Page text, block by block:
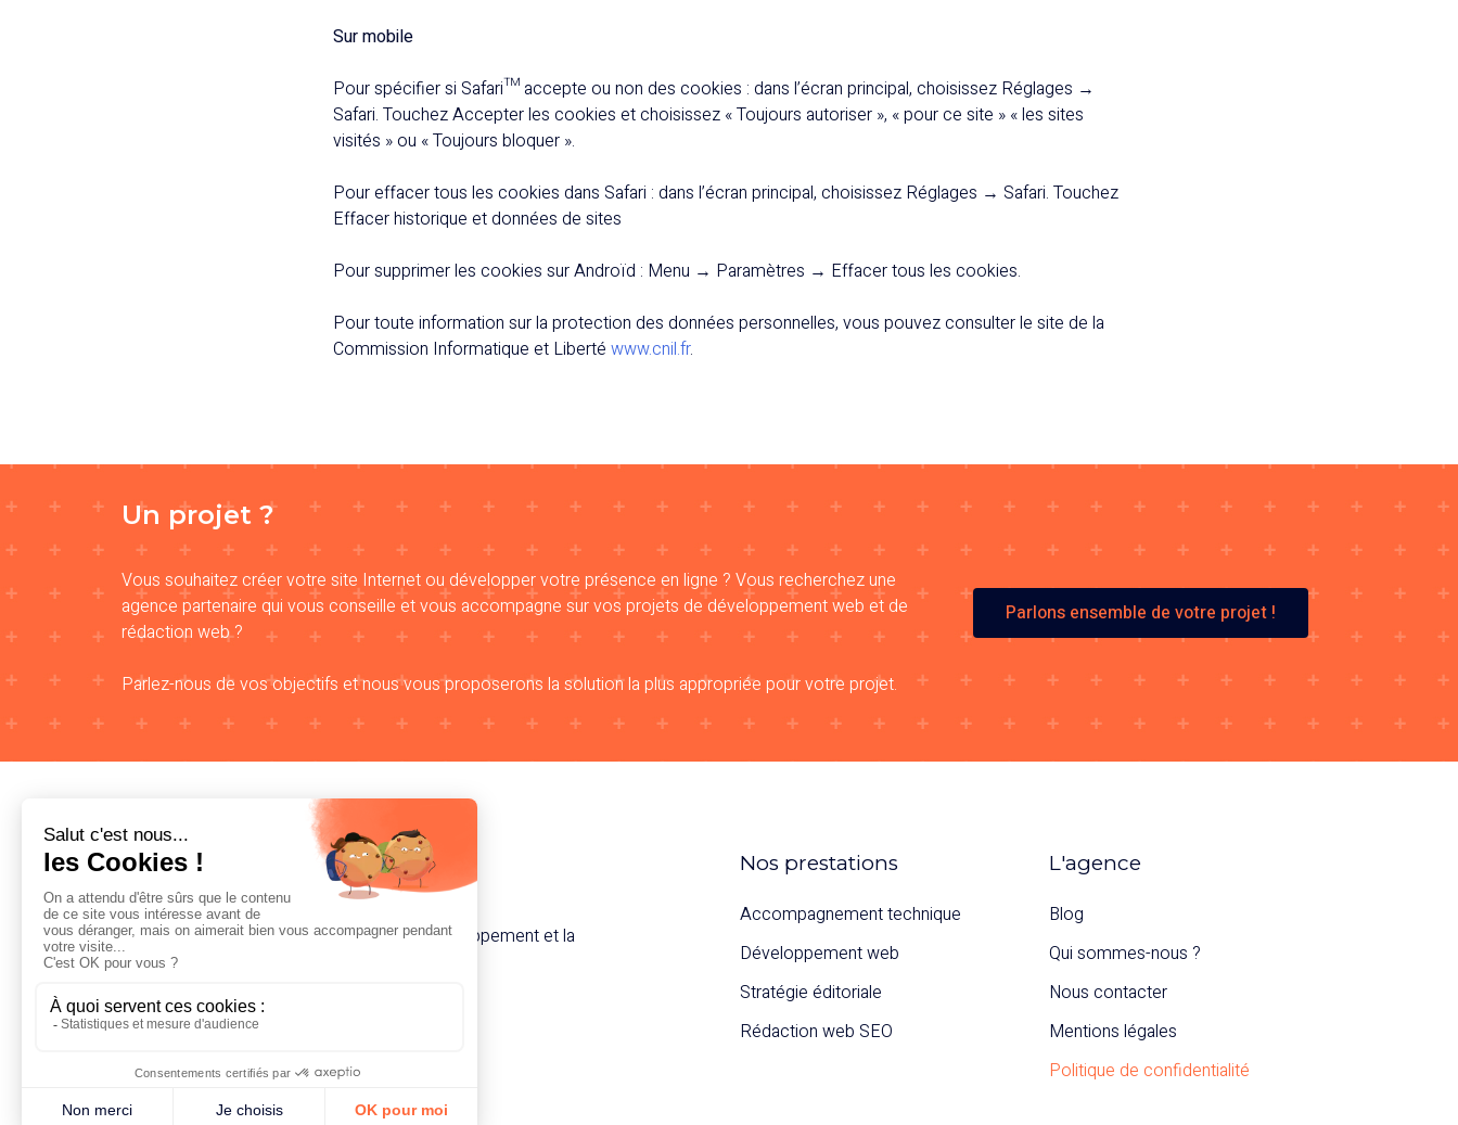
Sur mobile
Pour spécifier si Safari™ accepte ou non des cookies : dans l’écran principal, choisissez Réglages →
Safari. Touchez Accepter les cookies et choisissez « Toujours autoriser », « pour ce site » « les sites
visités » ou « Toujours bloquer ».
Pour effacer tous les cookies dans Safari : dans l’écran principal, choisissez Réglages → Safari. Touchez
Effacer historique et données de sites
Pour supprimer les cookies sur Androïd : Menu → Paramètres → Effacer tous les cookies.
Pour toute information sur la protection des données personnelles, vous pouvez consulter le site de la
Commission Informatique et Liberté www.cnil.fr.
Un projet ?
Vous souhaitez créer votre site Internet ou développer votre présence en ligne ? Vous recherchez une
agence partenaire qui vous conseille et vous accompagne sur vos projets de développement web et de
rédaction web ?
Parlez-nous de vos objectifs et nous vous proposerons la solution la plus appropriée pour votre projet.
Parlons ensemble de votre projet !
Agence web à Lille, spécialisée dans le développement et la
rédaction web.
Nos prestations
Accompagnement technique
Développement web
Stratégie éditoriale
Rédaction web SEO
L'agence
Blog
Qui sommes-nous ?
Nous contacter
Mentions légales
Politique de confidentialité